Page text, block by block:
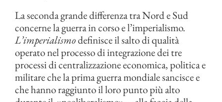
La seconda grande differenza tra Nord e Sud
concerne la guerra in corso e l’imperialismo.
L’imperialismodefinisce il salto di qualità
operato nel processo di integrazione dei tre
processi di centralizzazione economica, politica e
militare che la prima guerra mondiale sancisce e
che hanno raggiunto il loro punto più alto